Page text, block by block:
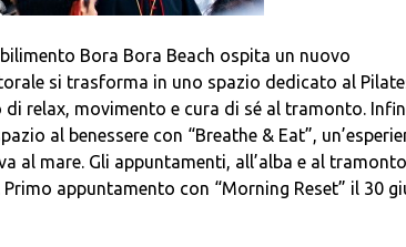
Bora Bora Beach ospita un nuovo
si trasforma in uno spazio dedicato al
relax, movimento e cura di sé al tramonto.
al benessere con “Breathe & Eat”,
al mare. Gli appuntamenti, all’alba e al
appuntamento con “Morning Reset” il 30